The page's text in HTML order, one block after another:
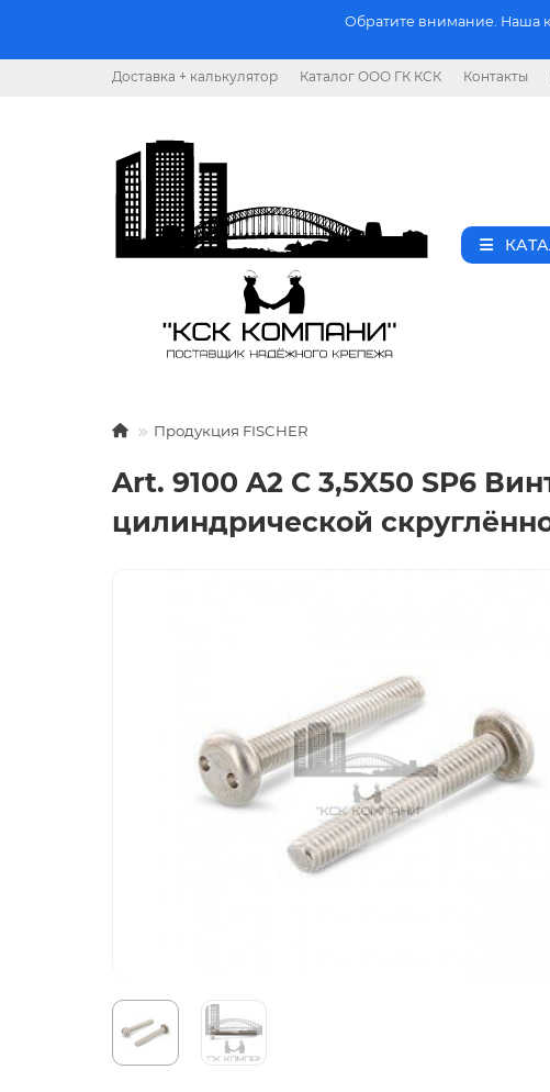
Обратите внимание. Наша
Доставка + калькулятор Каталог ООО ГК КСК Контакты
Продукция FISCHER
Art. 9100 A2 C 3,5X50 SP6
цилиндрической